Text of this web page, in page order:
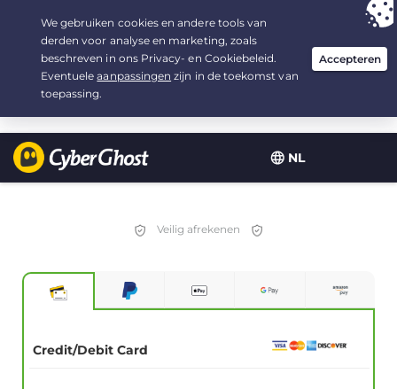
NL
Uw keuze:de beste aanbiedingvoor 2.1666666666667 jaar, voor $
2.19/maand
Veilig afrekenen
Credit/Debit Card